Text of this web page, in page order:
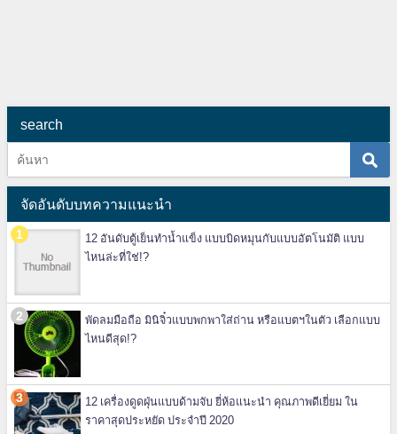
search
จัดอันดับบทความแนะนำ
12 อันดับตู้เย็นทำน้ำแข็ง แบบบิดหมุนกับแบบอัตโนมัติ แบบ
ไหนล่ะที่ใช่!?
พัดลมมือถือ มินิจิ๋วแบบพกพาใส่ถ่าน หรือแบตฯในตัว เลือกแบบ
ไหนดีสุด!?
12 เครื่องดูดฝุ่นแบบด้ามจับ ยี่ห้อแนะนำ คุณภาพดีเยี่ยม ใน
ราคาสุดประหยัด ประจำปี 2020